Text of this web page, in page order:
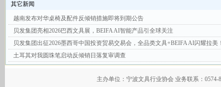
其它新闻
越南发布对华桌椅及配件反倾销措施即将到期公告
贝发集团亮相2026巴西文具展，BEIFA AI智能产品引全球关注
贝发集团出征2026墨西哥中国投资贸易交易会，全品类文具+BEIFA AI闪耀拉美
土耳其对我圆珠笔启动反倾销日落复审调查
主办单位：宁波文具行业协会 业务联系：